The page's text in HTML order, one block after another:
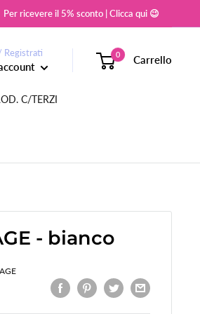
Per ricevere il 5% sconto | Clicca qui 😉
Registrati 0 Carrello
C/TERZI
- bianco